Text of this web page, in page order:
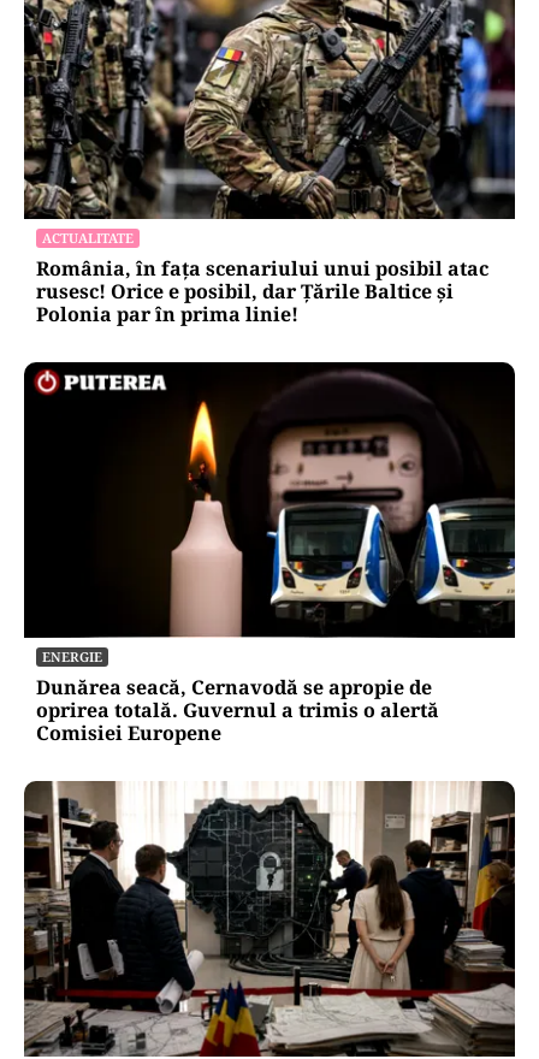
ACTUALITATE
România, în fața scenariului unui posibil atac
rusesc! Orice e posibil, dar Țările Baltice și
Polonia par în prima linie!
ENERGIE
Dunărea seacă, Cernavodă se apropie de
oprirea totală. Guvernul a trimis o alertă
Comisiei Europene